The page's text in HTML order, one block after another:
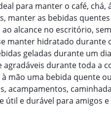
para manter o café,
manter as bebidas
alcance no escritório,
manter hidratado durante
geladas durante um
agradáveis durante toda a
mão uma bebida quente
acampamentos,
útil e durável para amigos